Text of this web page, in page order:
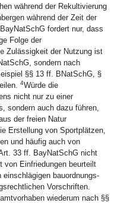
während der Rekultivierung
während der Zeit der
fordert nur, dass
Folge der
Zulässigkeit der Nutzung ist
sondern nach
§§ 13 ff. BNatSchG, §
4Würde die
nicht nur zu einer
sondern auch dazu führen,
der freien Natur
Erstellung von Sportplätzen,
und häufig auch von
33 ff. BayNatSchG nicht
von Einfriedungen beurteilt
bauordnungs-
Vorschriften.
wiederum nach §§